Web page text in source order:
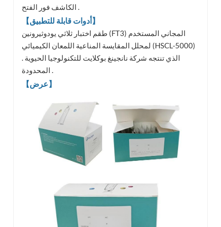
【أدوات قابلة للتطبيق】
طقم اختبار ثلاثي يودوثيرونين (FT3) المجاني المستخدم
لمحلل المقايسة المناعية اللمعان الكيميائي (HSCL-5000)
الذي تنتجه شركة نانجينغ بوكلايت للتكنولوجيا الحيوية .
【عرض】